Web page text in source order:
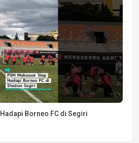
Borneo FC di Segiri